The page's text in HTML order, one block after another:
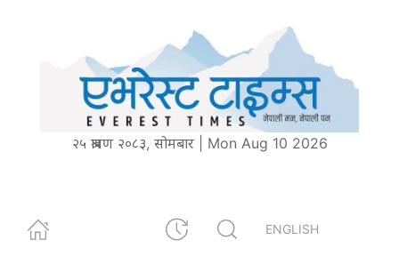
२५ श्रावण २०८३, सोमबार | Mon Aug 10 2026
ENGLISH